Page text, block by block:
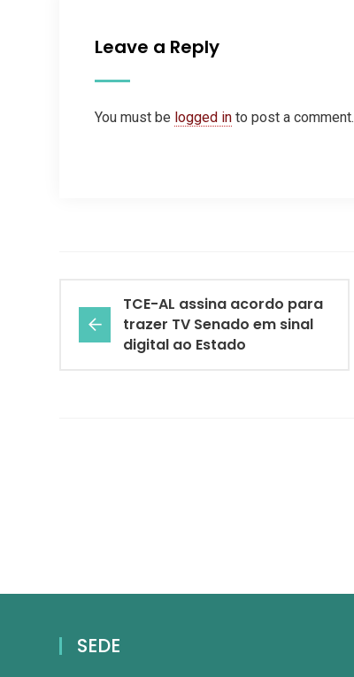
Leave a Reply
You must be logged in to post a comment.
TCE-AL assina acordo para
trazer TV Senado em sinal
digital ao Estado
SEDE